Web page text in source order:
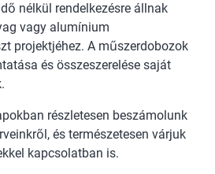
nélkül rendelkezésre állnak
vagy alumínium
projektjéhez. A műszerdobozok
és összeszerelése saját
részletesen beszámolunk
és természetesen várjuk
kapcsolatban is.